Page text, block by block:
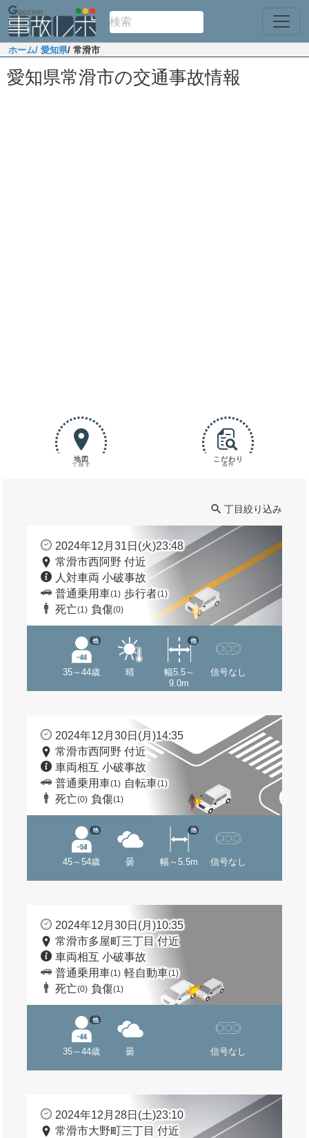
ホーム/ 愛知県/ 常滑市
愛知県常滑市の交通事故情報
地図
で探す
こだわり
条件
丁目絞り込み
2024年12月31日(火)23:48
常滑市西阿野 付近
人対車両 小破事故
普通乗用車(1) 歩行者(1)
死亡(1) 負傷(0)
35～44歳
他
晴
幅5.5～
9.0m
他
信号なし
2024年12月30日(月)14:35
常滑市西阿野 付近
車両相互 小破事故
普通乗用車(1) 自転車(1)
死亡(0) 負傷(1)
45～54歳
他
曇 幅～5.5m
他
信号なし
2024年12月30日(月)10:35
常滑市多屋町三丁目 付近
車両相互 小破事故
普通乗用車(1) 軽自動車(1)
死亡(0) 負傷(1)
35～44歳
他
曇 信号なし
2024年12月28日(土)23:10
常滑市大野町三丁目 付近